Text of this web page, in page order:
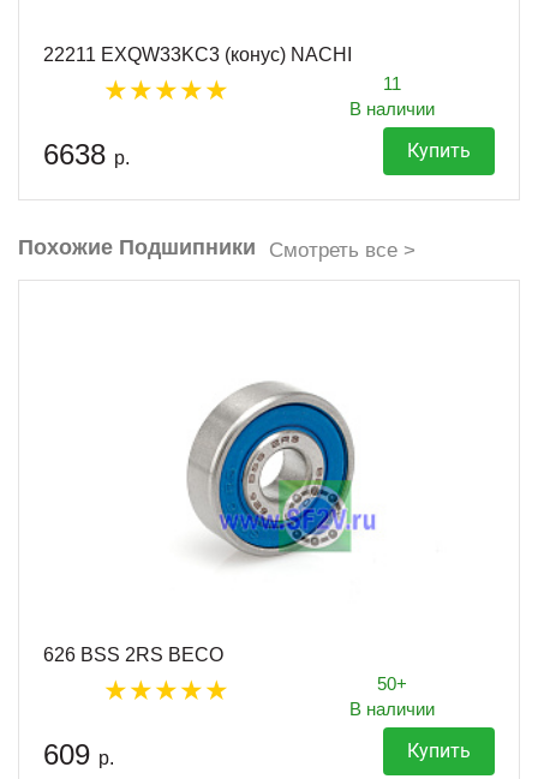
22211 EXQW33KC3 (конус) NACHI
11
В наличии
6638 р. Купить
Похожие Подшипники Смотреть все >
626 BSS 2RS BECO
50+
В наличии
609 р. Купить